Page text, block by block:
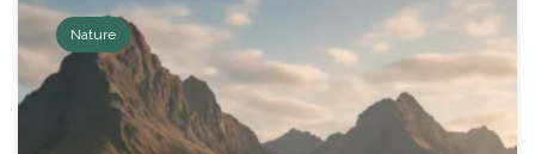
Nature